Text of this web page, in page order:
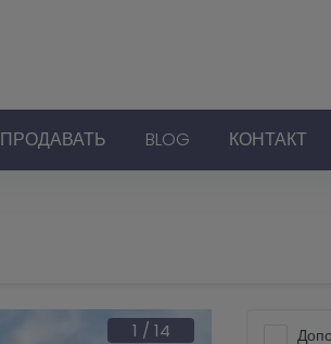
ПРОДАВАТЬ BLOG КОНТАКТ
1 / 14